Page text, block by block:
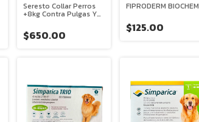
Seresto Collar Perros
+8kg Contra Pulgas Y
$650.00
FIPRODERM BIOCHEM
$125.00